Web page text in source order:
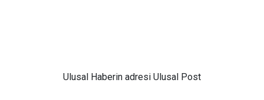
Ulusal Haberin adresi Ulusal Post